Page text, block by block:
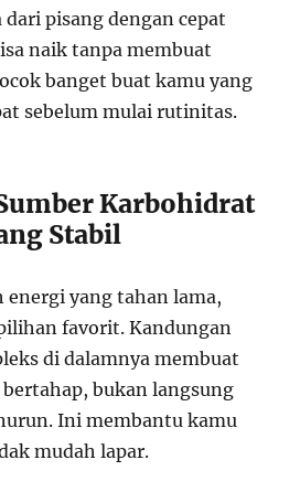
pisang dengan cepat
naik tanpa membuat
banget buat kamu yang
sebelum mulai rutinitas.
Karbohidrat
Stabil
energi yang tahan lama,
favorit. Kandungan
di dalamnya membuat
bukan langsung
Ini membantu kamu
mudah lapar.